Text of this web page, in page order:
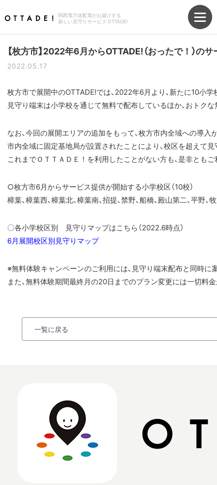
関西電力送配電がお届けする
新しい見守りサービス OTTADE!
【枚方市】2022年6月からOTTADE!（おったで！）の
2022.05.17
枚方市で展開中のOTTADE!では、2022年6月より、新たに10小
見守り端末は小学校を通じて無料で配布しているほか、おトク
なお、今回の展開エリアの追加をもって、枚方市内全域への導入
市内全域に固定基地局が設置されたことにより、校区を超えて
これまでＯＴＴＡＤＥ！を利用したことがない方も、是非とも
○枚方市6月からサービス提供が開始する小学校区（10校）
樟葉、樟葉西、樟葉北、樟葉南、招提、禁野、船橋、殿山第二、平野、
〇各小学校区別 見守りマップはこちら（2022.6時点）
6月展開校区別見守りマップ
※無料体験キャンペーンのご利用には、見守り端末配布と同時に
また、無料体験期間最終月の20日までのプラン変更には一切料
一覧に戻る